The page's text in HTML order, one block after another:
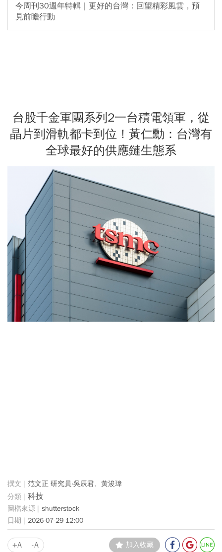
今周刊30週年特輯｜更好的台灣：回望精彩風雲，預
見前瞻行動
台股千金軍團系列2一台積電領軍，從
晶片到滑軌都卡到位！黃仁勳：台灣有
全球最好的供應鏈生態系
范文正 研究員‧吳辰君、黃浚瑋
科技
shutterstock
2026-07-29 12:00
+A -A 加入收藏